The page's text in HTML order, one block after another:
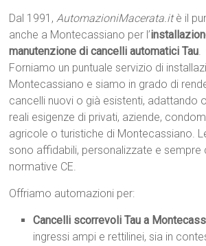
Dal 1991,AutomazioniMacerata.itè il
anche a Montecassiano per l’
manutenzione di cancelli automatici Tau.
Forniamo un puntuale servizio di
Montecassiano e siamo in grado di
cancelli nuovi o già esistenti, adattando
reali esigenze di privati, aziende,
agricole o turistiche di Montecassiano.
sono affidabili, personalizzate e sempre
normative CE.
Offriamo automazioni per:
Cancelli scorrevoli Tau a
ingressi ampi e rettilinei, sia in